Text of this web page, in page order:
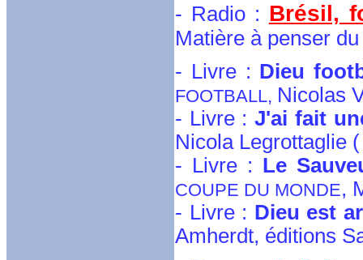
- Radio : Brésil,
Matière à penser
- Livre : Dieu
FOOTBALL, Nicolas
- Livre :J'ai fait
Nicola Legrottaglie
- Livre : Le
COUPE DU MONDE,
- Livre : Dieu est
Amherdt, éditions